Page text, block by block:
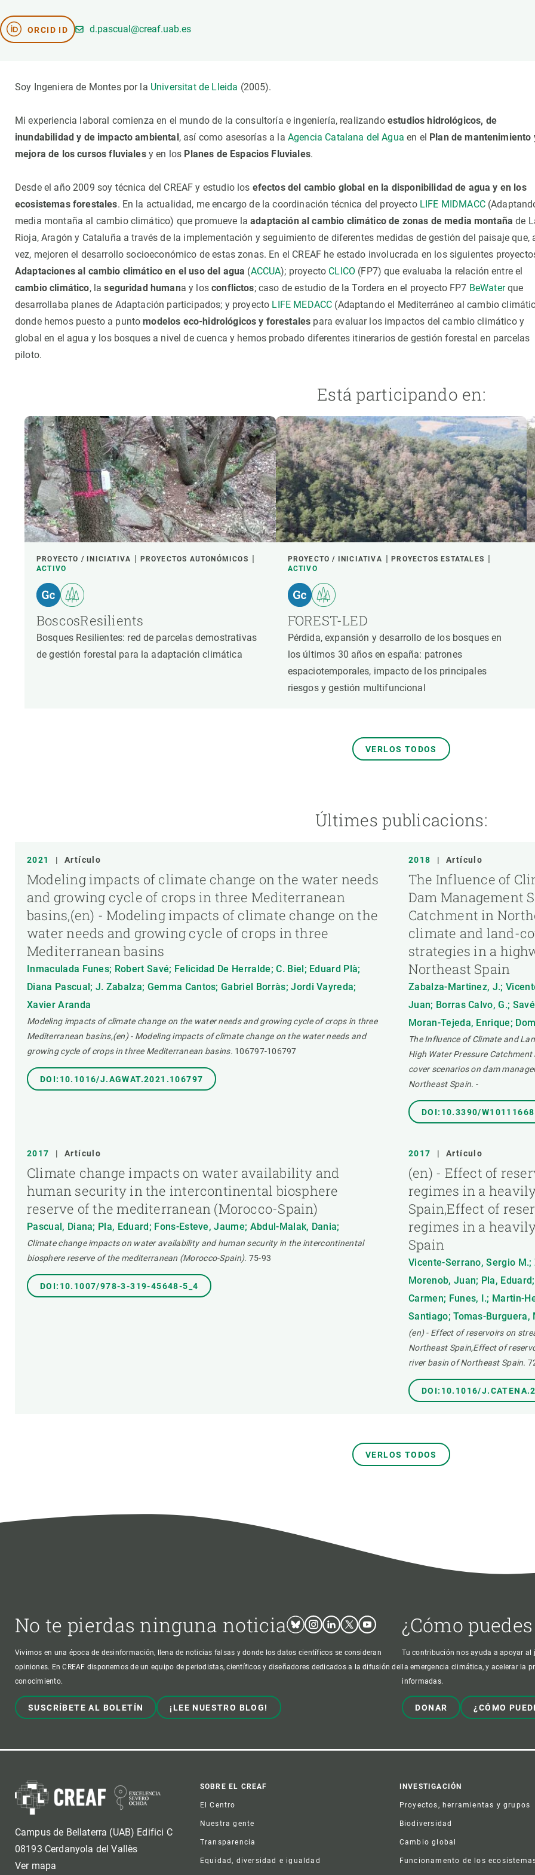
ORCID ID d.pascual@creaf.uab.es
Soy Ingeniera de Montes por la Universitat de Lleida (2005).
Mi experiencia laboral comienza en el mundo de la consultoría e ingeniería, realizando estudios hidrológicos, de
inundabilidad y de impacto ambiental, así como asesorías a la Agencia Catalana del Agua en el Plan de mantenimiento
mejora de los cursos fluvialesy en los Planes de Espacios Fluviales.
Desde el año 2009 soy técnica del CREAF y estudio los efectos del cambio global en la disponibilidad de agua y en los
ecosistemas forestales. En la actualidad, me encargo de la coordinación técnica del proyecto LIFE MIDMACC
media montaña al cambio climático) que promueve laadaptación al cambio climático de zonas de media montaña de
Rioja, Aragón y Cataluña a través de la implementación y seguimiento de diferentes medidas de gestión del paisaje que,
vez, mejoren el desarrollo socioeconómico de estas zonas. En el CREAF he estado involucrada en los siguientes
Adaptaciones al cambio climático en el uso del agua (ACCUA); proyecto CLICO (FP7) que evaluaba la relación entre el
cambio climático, la seguridad humana y losconflictos; caso de estudio de la Tordera en el proyecto FP7 BeWaterque
desarrollaba planes de Adaptación participados; y proyecto LIFE MEDACC (Adaptando el Mediterráneo al cambio
donde hemos puesto a puntomodelos eco-hidrológicos y forestales para evaluar los impactos del cambio climático y
global en el agua y los bosques a nivel de cuenca y hemos probado diferentes itinerarios de gestión forestal en parcelas
piloto.
Está participando en:
PROYECTO / INICIATIVA
PROYECTOS AUTONÓMICOS
ACTIVO
BoscosResilients
Bosques Resilientes: red de parcelas demostrativas
de gestión forestal para la adaptación climática
PROYECTO / INICIATIVA
PROYECTOS ESTATALES
ACTIVO
FOREST-LED
Pérdida, expansión y desarrollo de los bosques en
los últimos 30 años en españa: patrones
espaciotemporales, impacto de los principales
riesgos y gestión multifuncional
VERLOS TODOS
Últimes publicacions:
2021 | Artículo
Modeling impacts of climate change on the water needs
and growing cycle of crops in three Mediterranean
basins,(en) - Modeling impacts of climate change on the
water needs and growing cycle of crops in three
Mediterranean basins
Inmaculada Funes; Robert Savé; Felicidad De Herralde; C. Biel; Eduard Plà;
Diana Pascual; J. Zabalza; Gemma Cantos; Gabriel Borràs; Jordi Vayreda;
Xavier Aranda
Modeling impacts of climate change on the water needs and growing cycle of crops in three
Mediterranean basins,(en) - Modeling impacts of climate change on the water needs and
growing cycle of crops in three Mediterranean basins. 106797-106797
DOI:10.1016/J.AGWAT.2021.106797
2018 | Artículo
The Influence of
Dam Management
Catchment in
climate and land-
strategies in a
Northeast Spain
Zabalza-Martinez, J.;
Juan; Borras Calvo, G.;
Moran-Tejeda, Enrique;
The Influence of Climate and
High Water Pressure
cover scenarios on dam
Northeast Spain. -
DOI:10.3390/W10111668
2017 | Artículo
Climate change impacts on water availability and
human security in the intercontinental biosphere
reserve of the mediterranean (Morocco-Spain)
Pascual, Diana; Pla, Eduard; Fons-Esteve, Jaume; Abdul-Malak, Dania;
Climate change impacts on water availability and human security in the intercontinental
biosphere reserve of the mediterranean (Morocco-Spain). 75-93
DOI:10.1007/978-3-319-45648-5_4
2017 | Artículo
(en) - Effect of
regimes in a
Spain,Effect of
regimes in a
Spain
Vicente-Serrano, Sergio
Morenob, Juan; Pla,
Carmen; Funes, I.; Martin-
Santiago; Tomas-Burguera,
(en) - Effect of reservoirs on
Northeast Spain,Effect of
river basin of Northeast Spain.
DOI:10.1016/
VERLOS TODOS
No te pierdas ninguna noticiaBlueskyInstagram
LinkedinTwitterYoutube
Vivimos en una época de desinformación, llena de noticias falsas y donde los datos científicos se consideran
opiniones. En CREAF disponemos de un equipo de periodistas, científicos y diseñadores dedicados a la difusión del
conocimiento.
SUSCRÍBETE AL BOLETÍN ¡LEE NUESTRO BLOG!
¿Cómo
Tu contribución nos ayuda a apoyar
la emergencia climática, y acelerar la
informadas.
DONAR ¿CÓMO
Campus de Bellaterra (UAB) Edifici C
08193 Cerdanyola del Vallès
Ver mapa
Footer
SOBRE EL CREAF
El Centro
Nuestra gente
Transparencia
Equidad, diversidad e igualdad
INVESTIGACIÓN
Proyectos, herramientas y grupos
Biodiversidad
Cambio global
Funcionamento de los
Instalaciones
Equidad, Diversidad e Inclusión (EDI)
NOTICIAS Y AGENDA
Actualidad
Noticias
Biodiversidad
Cambio global
Funcionamiento de los ecosistemas
Observación de la Tierra